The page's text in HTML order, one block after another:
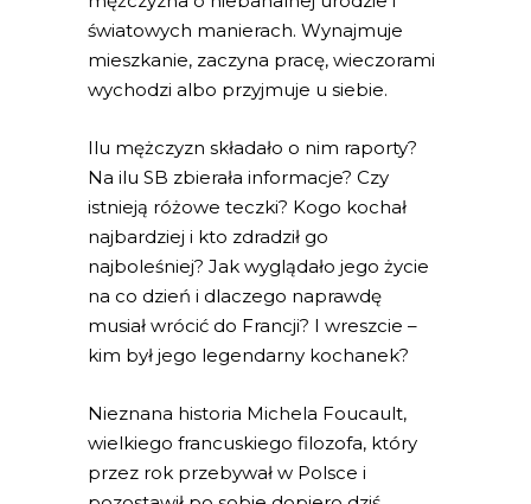
światowych manierach. Wynajmuje
mieszkanie, zaczyna pracę, wieczorami
wychodzi albo przyjmuje u siebie.
Ilu mężczyzn składało o nim raporty?
Na ilu SB zbierała informacje? Czy
istnieją różowe teczki? Kogo kochał
najbardziej i kto zdradził go
najboleśniej? Jak wyglądało jego życie
na co dzień i dlaczego naprawdę
musiał wrócić do Francji? I wreszcie –
kim był jego legendarny kochanek?
Nieznana historia Michela Foucault,
wielkiego francuskiego filozofa, który
przez rok przebywał w Polsce i